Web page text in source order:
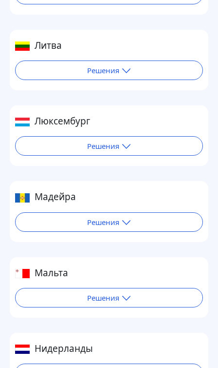
Литва
Решения
Люксембург
Решения
Мадейра
Решения
Мальта
Решения
Нидерланды